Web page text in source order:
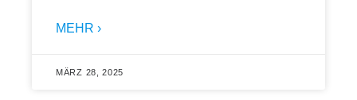
MEHR ›
MÄRZ 28, 2025